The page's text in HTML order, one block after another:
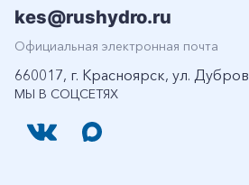
МЫ В СОЦСЕТЯХ
kes@rushydro.ru
Официальная электронная почта
660017, г. Красноярск, ул.